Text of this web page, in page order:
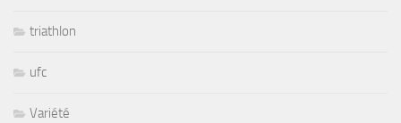
triathlon
ufc
Variété